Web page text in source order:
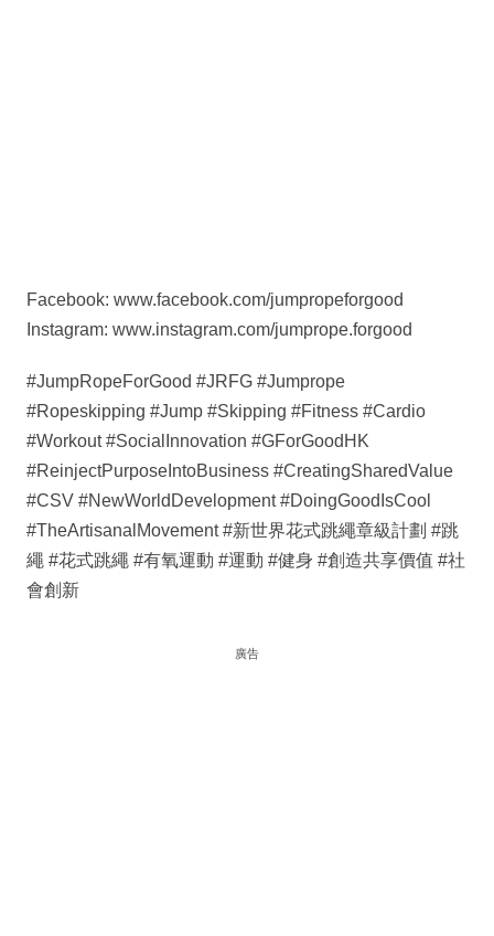
Facebook: www.facebook.com/jumpropeforgood
Instagram: www.instagram.com/jumprope.forgood
#JumpRopeForGood #JRFG #Jumprope
#Ropeskipping #Jump #Skipping #Fitness #Cardio
#Workout #SocialInnovation #GForGoodHK
#ReinjectPurposeIntoBusiness #CreatingSharedValue
#CSV #NewWorldDevelopment #DoingGoodIsCool
#TheArtisanalMovement #新世界花式跳繩章級計劃 #跳
繩 #花式跳繩 #有氧運動 #運動 #健身 #創造共享價值 #社
會創新
廣告